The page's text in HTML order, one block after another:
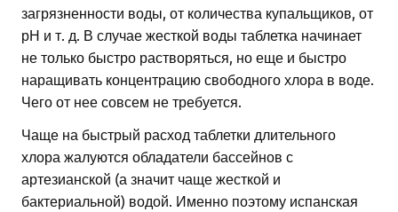
загрязненности воды, от количества купальщиков, от
рН и т. д. В случае жесткой воды таблетка начинает
не только быстро растворяться, но еще и быстро
наращивать концентрацию свободного хлора в воде.
Чего от нее совсем не требуется.
Чаще на быстрый расход таблетки длительного
хлора жалуются обладатели бассейнов с
артезианской (а значит чаще жесткой и
бактериальной) водой. Именно поэтому испанская